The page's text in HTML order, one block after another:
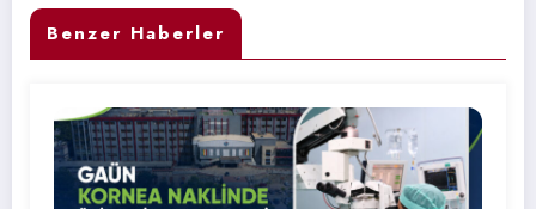
Benzer Haberler